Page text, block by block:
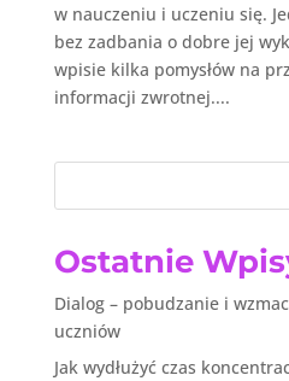
w nauczeniu i uczeniu się.
bez zadbania o dobre jej
wpisie kilka pomysłów na
informacji zwrotnej....
Ostatnie
Dialog – pobudzanie i
uczniów
Jak wydłużyć czas